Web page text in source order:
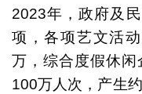
2023年，政府及
项，各项艺文活
万，综合度假休
100万人次，产生